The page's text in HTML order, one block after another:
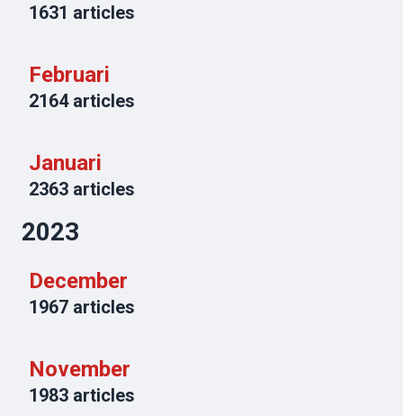
1631 articles
Februari
2164articles
Januari
2363 articles
2023
December
1967 articles
November
1983 articles